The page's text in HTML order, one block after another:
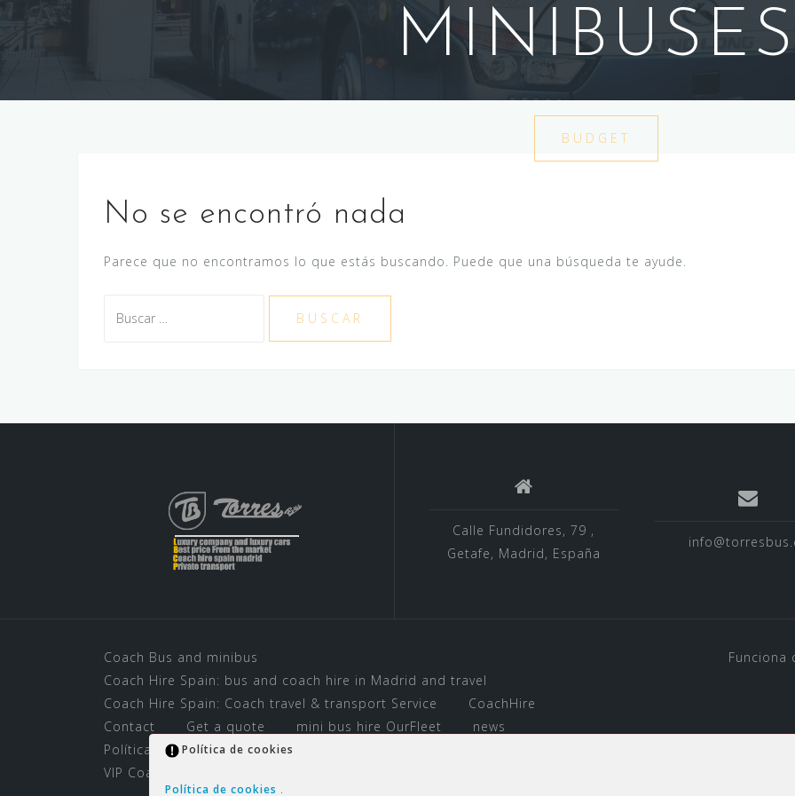
BUDGET
No se encontró nada
Parece que no encontramos lo que estás buscando. Puede que una búsqueda te ayude.
Calle Fundidores, 79 ,
Getafe, Madrid, España
Coach Bus and minibus
Coach Hire Spain: bus and coach hire in Madrid and travel
Coach Hire Spain: Coach travel & transport Service
CoachHire
Contact
Get a quote mini bus hire OurFleet
news
Política de cookies
Rent a Bus for Madrid Airport Transfer
VIP Coach Hire in Madrid
Funciona
Política de cookies
Política de cookies .